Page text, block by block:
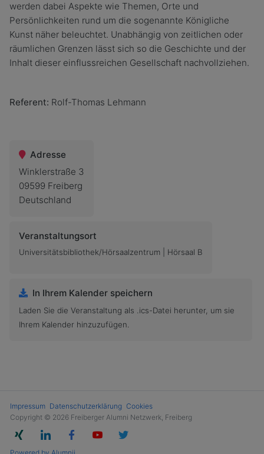
werden dabei Aspekte wie Themen, Orte und
Persönlichkeiten rund um die sogenannte Königliche
Kunst näher beleuchtet. Unabhängig von zeitlichen oder
räumlichen Grenzen lässt sich so die Geschichte und der
Inhalt dieser einflussreichen Gesellschaft nachvollziehen.
Referent: Rolf-Thomas Lehmann
Adresse
Winklerstraße 3
09599 Freiberg
Deutschland
Veranstaltungsort
Universitätsbibliothek/Hörsaalzentrum | Hörsaal B
In Ihrem Kalender speichern
Laden Sie die Veranstaltung als .ics-Datei herunter, um sie
Ihrem Kalender hinzuzufügen.
Impressum Datenschutzerklärung Cookies
Copyright © 2026 Freiberger Alumni Netzwerk, Freiberg